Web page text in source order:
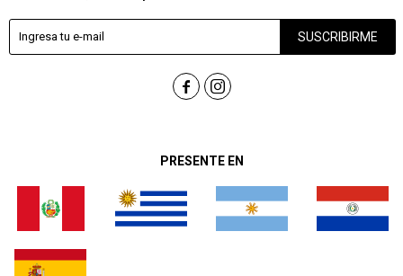
PRESENTE EN
SUSCRIBIRME
 